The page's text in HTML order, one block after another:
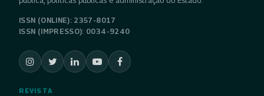
ISSN (ONLINE): 2357-8017
ISSN (IMPRESSO): 0034-9240
REVISTA